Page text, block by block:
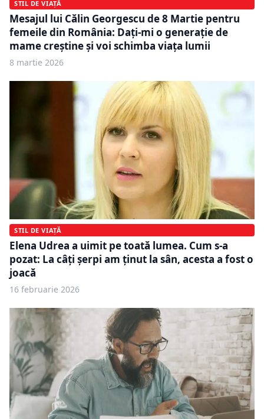
STIL DE VIAȚĂ
Mesajul lui Călin Georgescu de 8 Martie pentru
femeile din România: Dați-mi o generație de
mame creștine și voi schimba viața lumii
8 martie 2026
STIL DE VIAȚĂ
Elena Udrea a uimit pe toată lumea. Cum s-a
pozat: La câți șerpi am ținut la sân, acesta a fost o
joacă
16 februarie 2026